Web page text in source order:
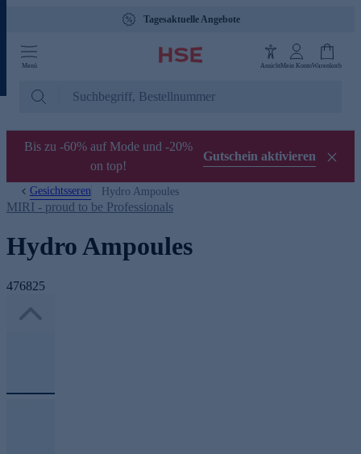
Tagesaktuelle Angebote
Menü AnsichtMein KontoWarenkorb
Bis zu -60% auf Mode und -20%
on top!
Gutschein aktivieren
Gesichtsseren Hydro Ampoules
MIRI - proud to be Professionals
Hydro Ampoules
476825